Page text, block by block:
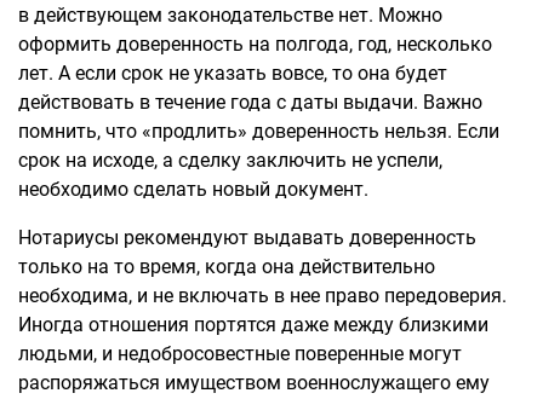
в действующем законодательстве нет. Можно
оформить доверенность на полгода, год, несколько
лет. А если срок не указать вовсе, то она будет
действовать в течение года с даты выдачи. Важно
помнить, что «продлить» доверенность нельзя. Если
срок на исходе, а сделку заключить не успели,
необходимо сделать новый документ.
Нотариусы рекомендуют выдавать доверенность
только на то время, когда она действительно
необходима, и не включать в нее право передоверия.
Иногда отношения портятся даже между близкими
людьми, и недобросовестные поверенные могут
распоряжаться имуществом военнослужащего ему